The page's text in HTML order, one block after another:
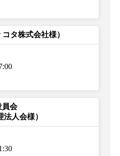
コタ株式会社様）
員会
法人会様）